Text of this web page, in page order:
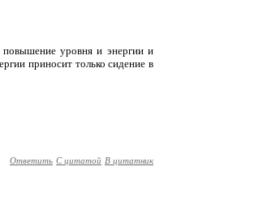
уровня и энергии и
приносит только сидение в
Ответить С цитатой В цитатник